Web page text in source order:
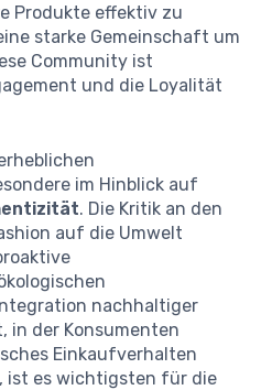
Produkte effektiv zu
starke Gemeinschaft um
Community ist
und die Loyalität
im Hinblick auf
. Die Kritik an den
auf die Umwelt
nachhaltiger
in der Konsumenten
Einkaufverhalten
ist es wichtigsten für die